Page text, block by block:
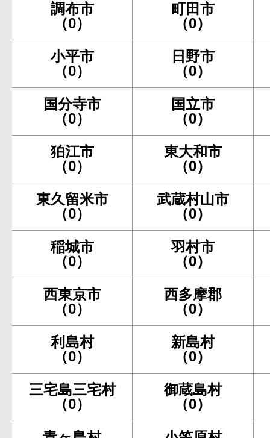
調布市
（0）
町田市
（0）
小平市
（0）
日野市
（0）
国分寺市
（0）
国立市
（0）
狛江市
（0）
東大和市
（0）
東久留米市
（0）
武蔵村山市
（0）
稲城市
（0）
羽村市
（0）
西東京市
（0）
西多摩郡
（0）
利島村
（0）
新島村
（0）
三宅島三宅村
（0）
御蔵島村
（0）